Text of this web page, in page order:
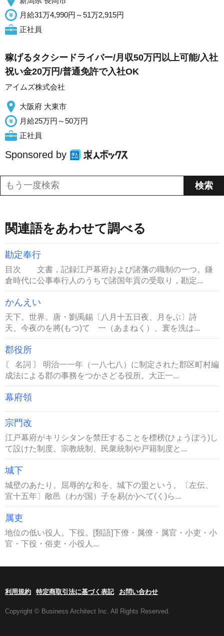
月給31万4,990円～51万2,915円
正社員
稼げるタクシードライバー/月収50万円以上可能/入社
祝い金20万円/普通免許で入社OK
アイムズ株式会社
大阪府 大東市
月給25万円～50万円
正社員
Sponsored by
関連語をあわせて調べる
勘定奉行
目次 文書，記録江戸幕府および諸藩の職制の一つ。鎌
倉時代に公事奉行人のうちで諸国年貢の受取り，勘定...
かんえい
天下。世界。唐・劉禹錫〔八月十五日夜、月をぶ〕詩
天、今夜のを將(もつ)て 一（あまねく）、寰を洗は...
郡役所
〘 名詞 〙 明治一一年（一八七八）に制定された郡区町村編
成法による郡の事務をつかさどる役所。大正一...
幕府領
宗門改
江戸幕府がキリシタンを禁圧することを標榜(ひょうぼう)し
て設けた制度。宗教統制、民衆統制や戸籍制度と...
城下
城壁のあたり。屈辱的な和を、城下の盟という。〔左伝、
宣十五年〕敞邑（わが国）子を易(か)へて(く)ら...
属吏
地位の低い役人。下役。[類語]下僚・属僚・属官・小吏・小
官・下役・俗吏・小役人...
利用規約 特定商取引法に基づく表記 お問い合わせ
Copyright © Business Architect Inc. All Rights Reserved.